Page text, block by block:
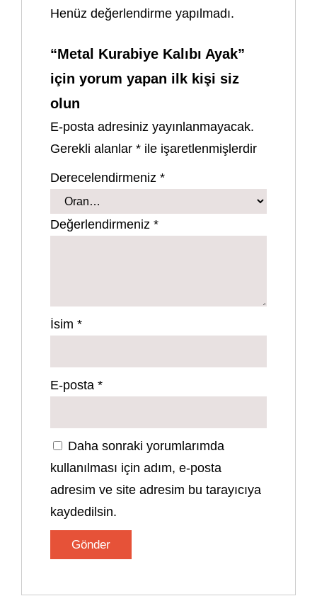
Henüz değerlendirme yapılmadı.
“Metal Kurabiye Kalıbı Ayak”
için yorum yapan ilk kişi siz
olun
E-posta adresiniz yayınlanmayacak.
Gerekli alanlar* ile işaretlenmişlerdir
Derecelendirmeniz*
Değerlendirmeniz*
İsim*
E-posta*
Daha sonraki yorumlarımda
kullanılması için adım, e-posta
adresim ve site adresim bu tarayıcıya
kaydedilsin.